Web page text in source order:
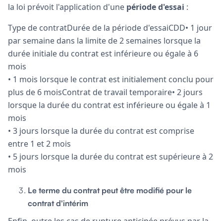
la loi prévoit l'application d'une période d'essai :
Type de contratDurée de la période d'essaiCDD• 1 jour
par semaine dans la limite de 2 semaines lorsque la
durée initiale du contrat est inférieure ou égale à 6
mois
• 1 mois lorsque le contrat est initialement conclu pour
plus de 6 moisContrat de travail temporaire• 2 jours
lorsque la durée du contrat est inférieure ou égale à 1
mois
• 3 jours lorsque la durée du contrat est comprise
entre 1 et 2 mois
• 5 jours lorsque la durée du contrat est supérieure à 2
mois
Le terme du contrat peut être modifié pour le
contrat d'intérim